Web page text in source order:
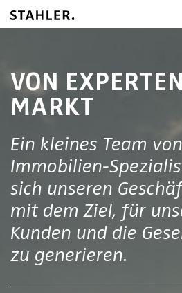
VON
MARKT
Ein kleines Team
Immobilien-
sich unseren
mit dem Ziel, für
Kunden und die
zu generieren.